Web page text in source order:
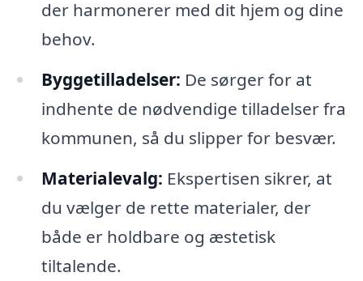
der harmonerer med dit hjem og dine
behov.
Byggetilladelser: De sørger for at
indhente de nødvendige tilladelser fra
kommunen, så du slipper for besvær.
Materialevalg: Ekspertisen sikrer, at
du vælger de rette materialer, der
både er holdbare og æstetisk
tiltalende.